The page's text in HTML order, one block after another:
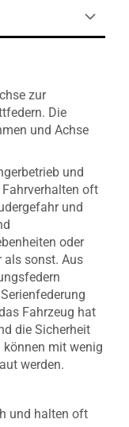
zur
Die
und Achse
und
oft
und
oder
als sonst. Aus
Fahrzeug hat
die Sicherheit
können mit wenig
werden.
und halten oft